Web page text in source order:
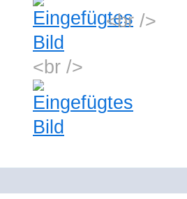
<br />
<br />